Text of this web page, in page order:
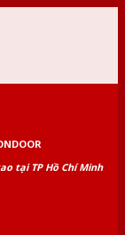
tại TP Hồ Chí Minh